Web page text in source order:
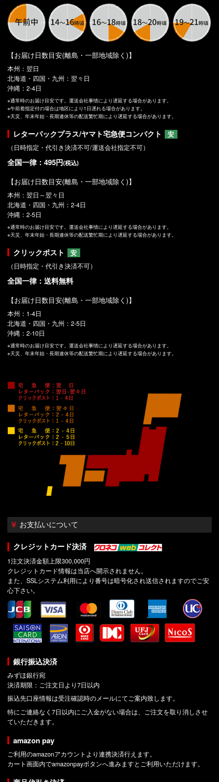
【お届け日数目安(離島・一部地域除く)】
本州：翌日
北海道・四国・九州：翌々日
沖縄：2-4日
※通常時のお届け目安です。運送会社事情により遅延する場合があります。
※午前着指定付の場合は地区により1日遅れる場合があります。
※天災、年末年始・長期連休等の配送繁忙期により遅延する場合があります。
レターパックプラス/ヤマト宅急便コンパクト
安
（日時指定・代引き決済不可/運送会社指定不可）
全国一律：495円(税込)
【お届け日数目安(離島・一部地域除く)】
本州：翌日～翌々日
北海道・四国・九州：2-4日
沖縄：2-5日
※通常時のお届け目安です。運送会社事情により遅延する場合があります。
※天災、年末年始・長期連休等の配送繁忙期により遅延する場合があります。
クリックポスト
安
（日時指定・代引き決済不可）
全国一律：送料無料
【お届け日数目安(離島・一部地域除く)】
本州：1-4日
北海道・四国・九州：2-5日
沖縄：2-10日
※通常時のお届け目安です。運送会社事情により遅延する場合があります。
※天災、年末年始・長期連休等の配送繁忙期により遅延する場合があります。
お支払いについて
クレジットカード決済
1注文決済金額上限300,000円
クレジットカード情報は当店へ開示されません。
また、SSLシステム利用により番号は暗号化され送信されますのでご安
心下さい。
銀行振込決済
みずほ銀行宛
決済期限：ご注文日より7日以内
振込先口座情報は受注確認時のメールにてご案内致します。
特にご連絡なく7日以内にご入金がない場合は、ご注文を取り消しさせ
ていただきます。
amazon pay
ご利用のamazonアカウントより連携決済行えます。
カート画面内でamazonpayボタンへ進みますとご利用いただけます。